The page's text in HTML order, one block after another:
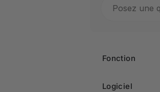
Fonction
Logiciel